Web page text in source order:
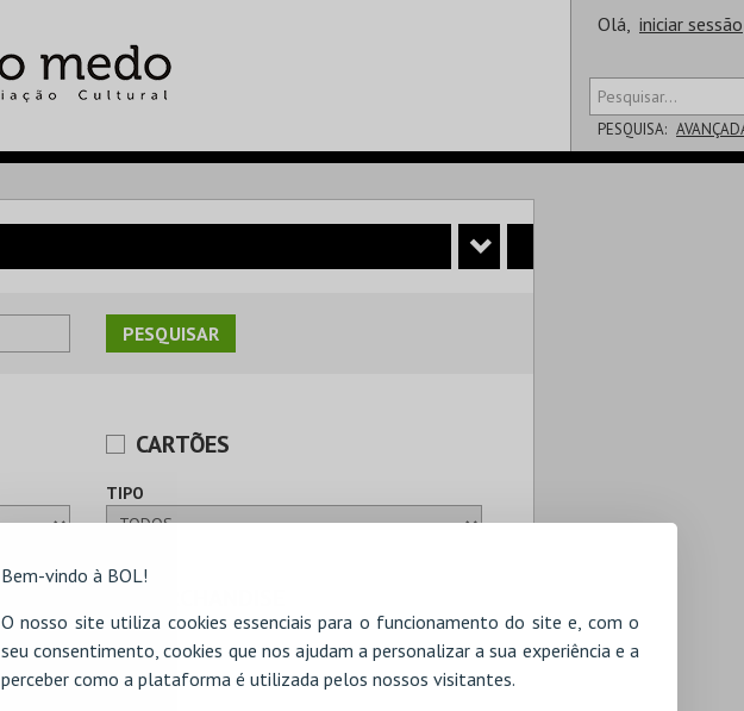
Bem-vindo à BOL!
O nosso site utiliza cookies essenciais para o funcionamento do site e, com o
seu consentimento, cookies que nos ajudam a personalizar a sua experiência e a
perceber como a plataforma é utilizada pelos nossos visitantes.
Olá, iniciar sessão
PESQUISA:
CARTÕES
TIPO
TIPO